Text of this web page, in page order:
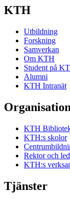
KTH
Utbildning
Forskning
Samverkan
Om KTH
Student på
Alumni
KTH Intranät
Organisation
KTH
KTH:s skolor
Rektor och
KTH:s
Tjänster